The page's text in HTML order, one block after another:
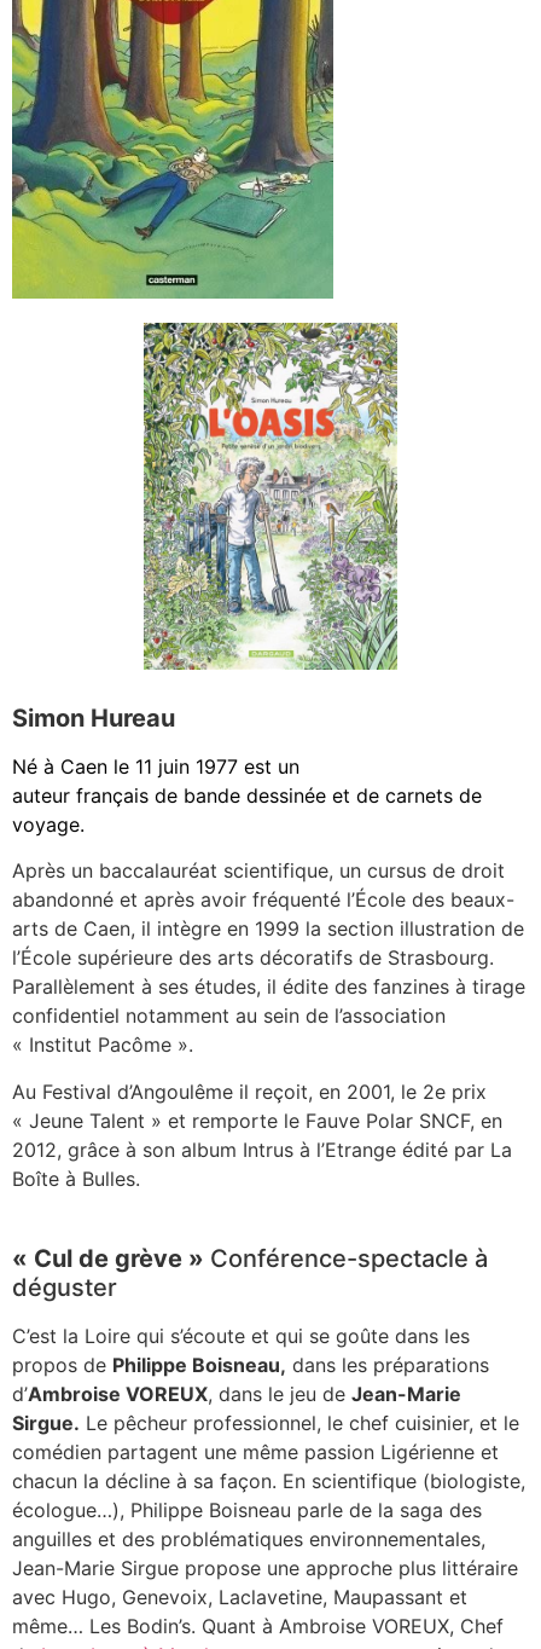
Simon Hureau
Né à Caen le 11 juin 1977 est un
auteur français de bande dessinée et de carnets de
voyage.
Après un baccalauréat scientifique, un cursus de droit
abandonné et après avoir fréquenté l’École des beaux-
arts de Caen, il intègre en 1999 la section illustration de
l’École supérieure des arts décoratifs de Strasbourg.
Parallèlement à ses études, il édite des fanzines à tirage
confidentiel notamment au sein de l’association
« Institut Pacôme ».
Au Festival d’Angoulême il reçoit, en 2001, le 2e prix
« Jeune Talent » et remporte le Fauve Polar SNCF, en
2012, grâce à son album Intrus à l’Etrange édité par La
Boîte à Bulles.
« Cul de grève » Conférence-spectacle à
déguster
C’est la Loire qui s’écoute et qui se goûte dans les
propos de Philippe Boisneau, dans les préparations
d’Ambroise VOREUX, dans le jeu de Jean-Marie
Sirgue. Le pêcheur professionnel, le chef cuisinier, et le
comédien partagent une même passion Ligérienne et
chacun la décline à sa façon. En scientifique (biologiste,
écologue…), Philippe Boisneau parle de la saga des
anguilles et des problématiques environnementales,
Jean-Marie Sirgue propose une approche plus littéraire
avec Hugo, Genevoix, Laclavetine, Maupassant et
même… Les Bodin’s. Quant à Ambroise VOREUX, Chef